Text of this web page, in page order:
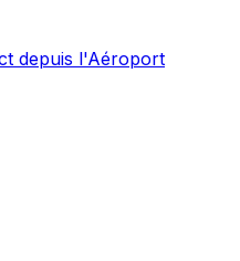
depuis l'Aéroport